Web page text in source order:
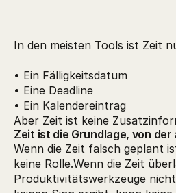
In den meisten Tools ist Zeit
• Ein Fälligkeitsdatum
• Eine Deadline
• Ein Kalendereintrag
Aber Zeit ist keine
Zeit ist die Grundlage, von
Wenn die Zeit falsch geplant
keine Rolle.Wenn die Zeit
Produktivitätswerkzeuge